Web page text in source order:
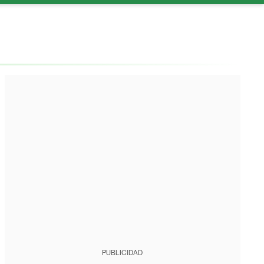
PUBLICIDAD